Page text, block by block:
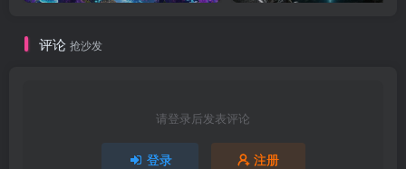
评论 抢沙发
请登录后发表评论
登录 注册